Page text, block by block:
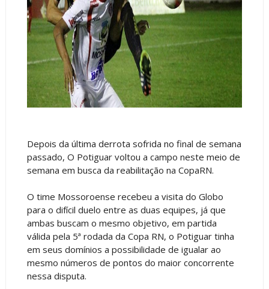
Depois da última derrota sofrida no final de semana
passado, O Potiguar voltou a campo neste meio de
semana em busca da reabilitação na CopaRN.
O time Mossoroense recebeu a visita do Globo
para o difícil duelo entre as duas equipes, já que
ambas buscam o mesmo objetivo, em partida
válida pela 5ª rodada da Copa RN, o Potiguar tinha
em seus domínios a possibilidade de igualar ao
mesmo números de pontos do maior concorrente
nessa disputa.